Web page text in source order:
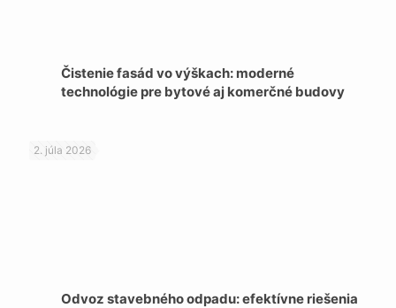
Čistenie fasád vo výškach: moderné
technológie pre bytové aj komerčné budovy
2. júla 2026
Odvoz stavebného odpadu: efektívne riešenia